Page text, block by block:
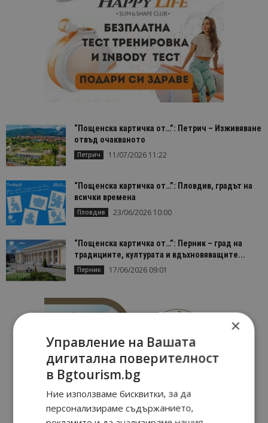
“Пощенска картичка от…”: Петрич – Изживяване
отвъд очакваното
Петрич 11/07/2026 11:22
“Пощенска картичка от…”: Пловдив, градът на
всички времена
Пловдив 23/06/2026 10:00
“Пощенска картичка от…”: Перник – град на
традициите, културата и вдъхновяващите...
Перник 17/06/2026 09:01
×
Управление на Вашата
дигитална поверителност
в Bgtourism.bg
Ние използваме бисквитки, за да
персонализираме съдържанието,